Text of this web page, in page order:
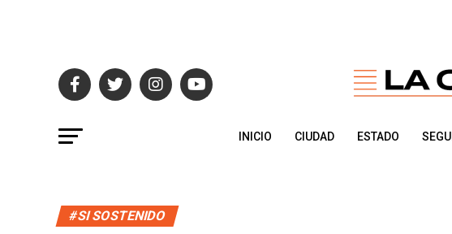
INICIO CIUDAD ESTADO
#SI SOSTENIDO